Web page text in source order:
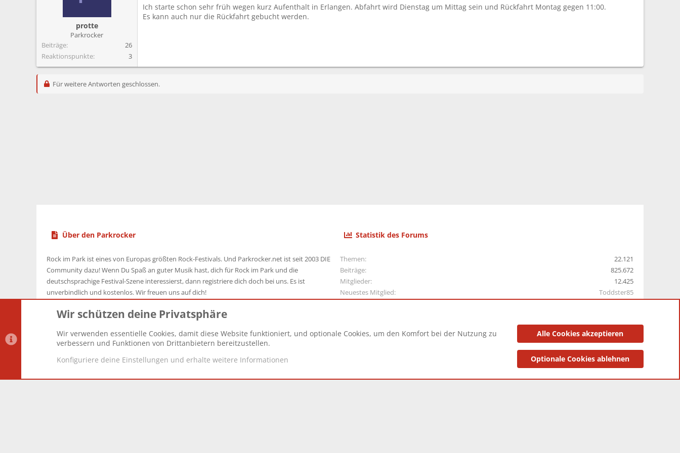
protte
Parkrocker
Beiträge
26
Reaktionspunkte
3
Ich starte schon sehr früh wegen kurz Aufenthalt in Erlangen. Abfahrt wird Dienstag um Mittag sein und Rückfahrt Montag gegen 11:00.
Es kann auch nur die Rückfahrt gebucht werden.
Für weitere Antworten geschlossen.
Über den Parkrocker
Rock im Park ist eines von Europas größten Rock-Festivals. Und Parkrocker.net ist seit 2003 DIE
Community dazu! Wenn Du Spaß an guter Musik hast, dich für Rock im Park und die
deutschsprachige Festival-Szene interessierst, dann registriere dich doch bei uns. Es ist
unverbindlich und kostenlos. Wir freuen uns auf dich!
Statistik des Forums
Themen
22.121
Beiträge
825.672
Mitglieder
12.425
Neuestes Mitglied
Toddster85
Datenschutz-Einstellungen PR Light Deutsch [Du] Datenschutzerklärung Impressum
Wir schützen deine Privatsphäre
Wir verwenden essentielle Cookies, damit diese Website funktioniert, und optionale Cookies, um den Komfort bei der Nutzung zu
verbessern und Funktionen von Drittanbietern bereitzustellen.
Konfiguriere deine Einstellungen und erhalte weitere Informationen
Alle Cookies akzeptieren
Optionale Cookies ablehnen